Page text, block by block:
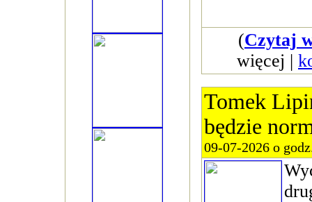
(Czytaj
więcej |
Tomek
będzie
09-07-2026 o